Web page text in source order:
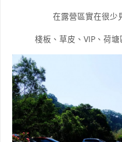
在露營區實在很少
棧板、草皮、VIP、荷